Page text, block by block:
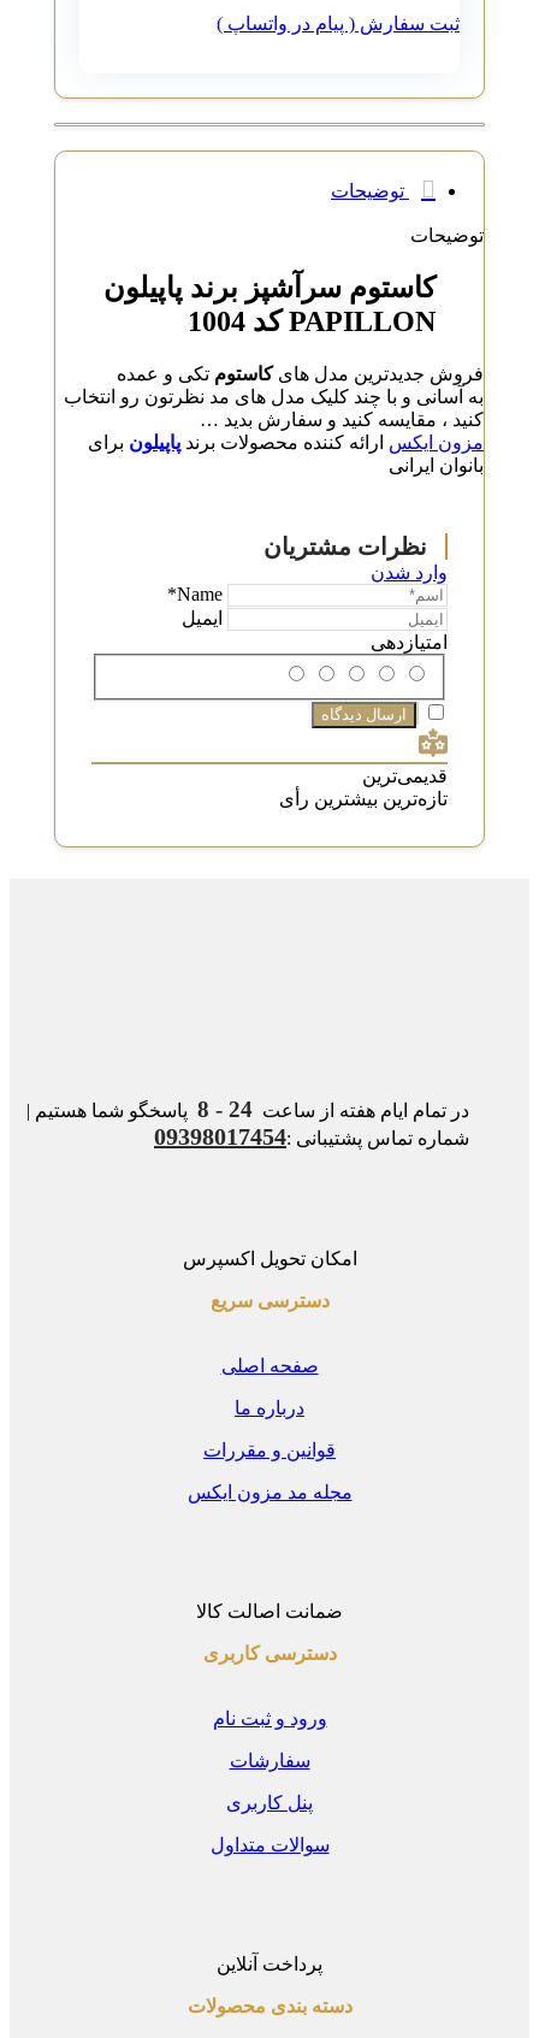
ثبت سفارش ( پیام در واتساپ )
توضیحات
توضیحات
کاستوم سرآشپز برند پاپیلون
PAPILLON کد 1004
فروش جدیدترین مدل های کاستومتکی و عمده
به آسانی و با چند کلیک مدل های مد نظرتون رو انتخاب
کنید ، مقایسه کنید و سفارش بدید …
مزون ایکس ارائه کننده محصولات برند پاپیلونبرای
بانوان ایرانی
وارد شدن
Name*
امتیازدهی
قدیمی‌ترین
تازه‌ترین بیشترین رأی
در تمام ایام هفته از ساعت24 - 8
پاسخگو شما هستیم |
شماره تماس پشتیبانی :09398017454
امکان تحویل اکسپرس
دسترسی سریع
صفحه اصلی
درباره ما
قوانین و مقررات
مجله مد مزون ایکس
ضمانت اصالت کالا
دسترسی کاربری
ورود و ثبت نام
سفارشات
پنل کاربری
سوالات متداول
پرداخت آنلاین
دسته بندی محصولات